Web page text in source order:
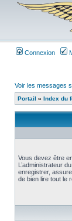
Connexion
Voir les messages
Portail » Index du
Vous devez être
L’administrateur
enregistrer,
de bien lire tout le